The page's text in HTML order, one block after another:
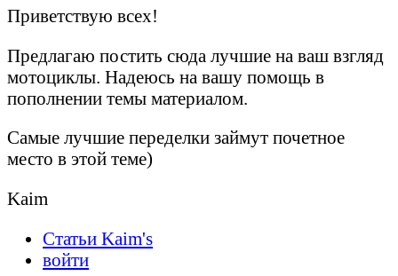
Приветствую всех!
Предлагаю постить сюда лучшие на ваш взгляд
мотоциклы. Надеюсь на вашу помощь в
пополнении темы материалом.
Самые лучшие переделки займут почетное
место в этой теме)
Kaim
Статьи Kaim's
войти